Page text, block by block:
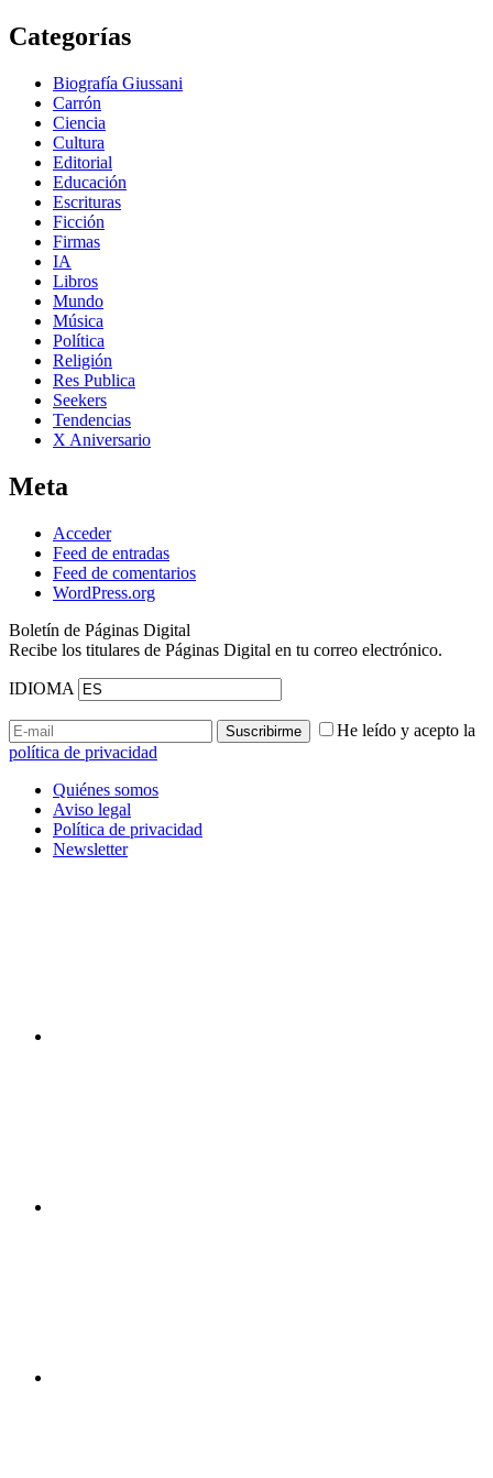
Categorías
Biografía Giussani
Carrón
Ciencia
Cultura
Editorial
Educación
Escrituras
Ficción
Firmas
IA
Libros
Mundo
Música
Política
Religión
Res Publica
Seekers
Tendencias
X Aniversario
Meta
Acceder
Feed de entradas
Feed de comentarios
WordPress.org
Boletín de Páginas Digital
Recibe los titulares de Páginas Digital en tu correo electrónico.
IDIOMA
He leído y acepto la
política de privacidad
Quiénes somos
Aviso legal
Política de privacidad
Newsletter